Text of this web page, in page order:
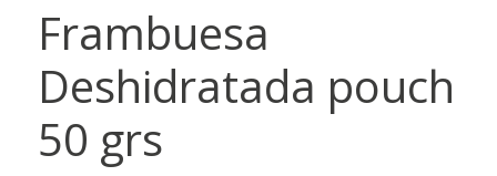
Frambuesa
Deshidratada pouch
50 grs